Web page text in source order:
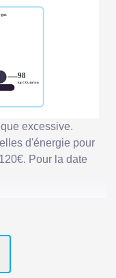
excessive.
d'énergie pour
Pour la date